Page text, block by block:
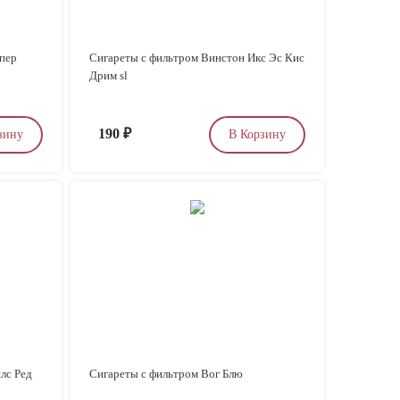
Сигареты с фильтром Винстон Икс Эс Кис
Дрим sl
190 ₽ В Корзину
Ред Сигареты с фильтром Вог Блю